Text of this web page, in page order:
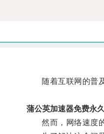
随着互联网的普及
蒲公英加速器免费永
然而，网络速度的